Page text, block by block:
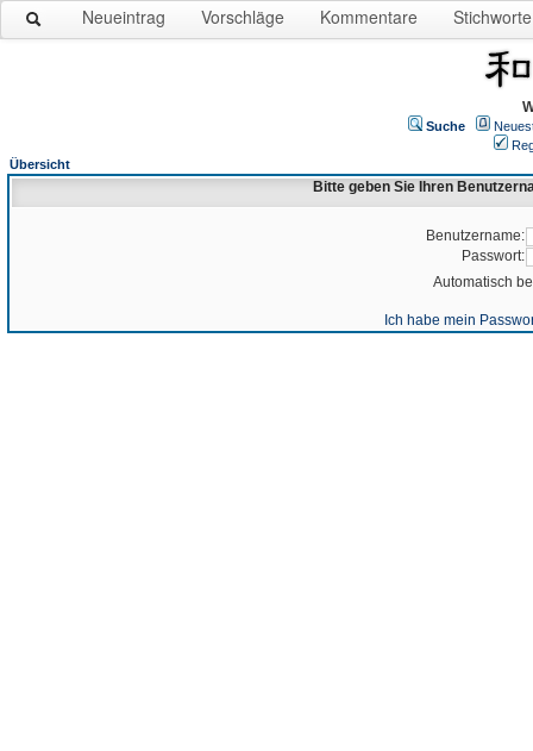
Neueintrag Vorschläge Kommentare Stichworte
Suche
Übersicht
Bitte geben Sie Ihren
Benutzername:
Passwort:
Automatisch
Ich habe mein